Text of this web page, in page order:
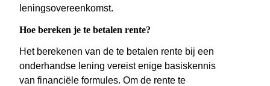
leningsovereenkomst.
Hoe bereken je te betalen rente?
Het berekenen van de te betalen rente bij een
onderhandse lening vereist enige basiskennis
van financiële formules. Om de rente te